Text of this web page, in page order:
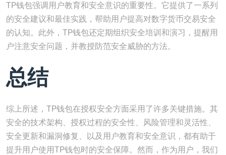
TP钱包强调用户教育和安全意识的重要性。它提供了一系列
的安全建议和最佳实践，帮助用户提高对数字货币交易安全
的认知。此外，TP钱包还定期组织安全培训和演习，提醒用
户注意安全问题，并教授防范安全威胁的方法。
总结
综上所述，TP钱包在授权安全方面采用了许多关键措施。其
安全的技术架构、授权过程的安全性、风险管理和灵活性、
安全更新和漏洞修复、以及用户教育和安全意识，都有助于
提升用户使用TP钱包时的安全保障。然而，作为用户，我们